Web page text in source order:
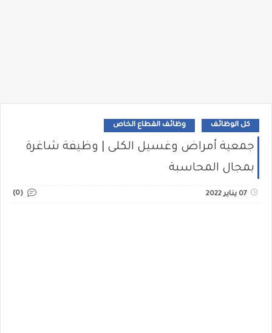
كل الوظائف وظائف القطاع الخاص
جمعية أمراض وغسيل الكلى | وظيفة شاغرة
بمجال المحاسبة
07 يناير 2022 (0)